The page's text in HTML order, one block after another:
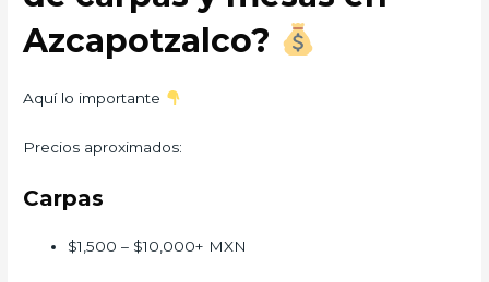
Azcapotzalco?
Aquí lo importante
Precios aproximados:
Carpas
$1,500 – $10,000+ MXN